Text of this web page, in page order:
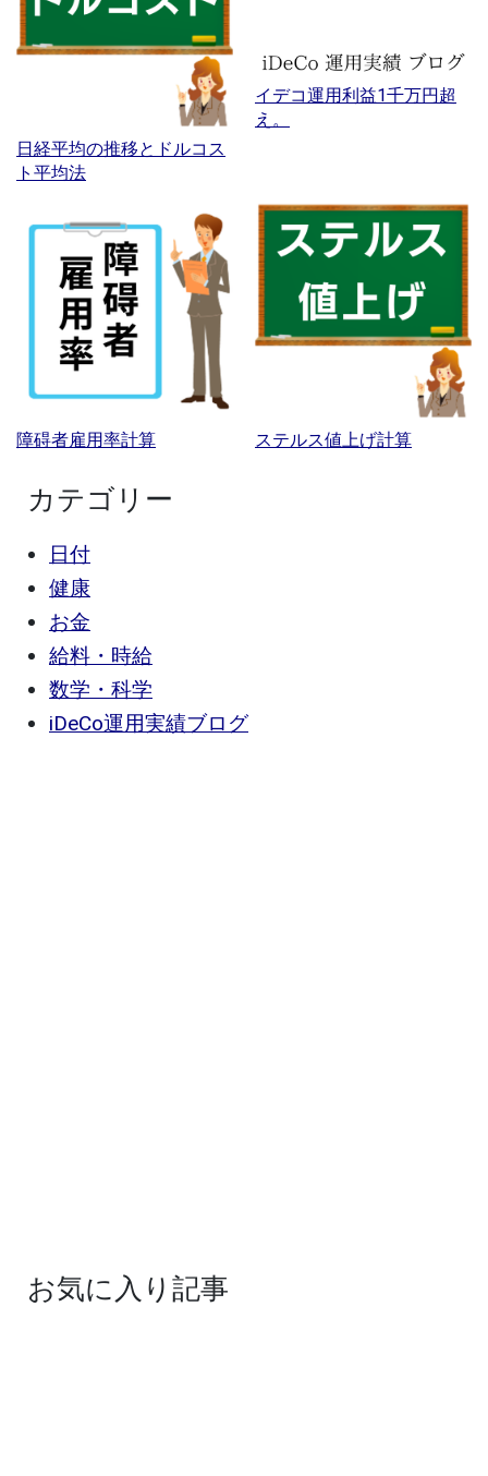
日経平均の推移とドルコス
ト平均法
イデコ運用利益1千万円超
え。
障碍者雇用率計算 ステルス値上げ計算
カテゴリー
日付
健康
お金
給料・時給
数学・科学
iDeCo運用実績ブログ
お気に入り記事